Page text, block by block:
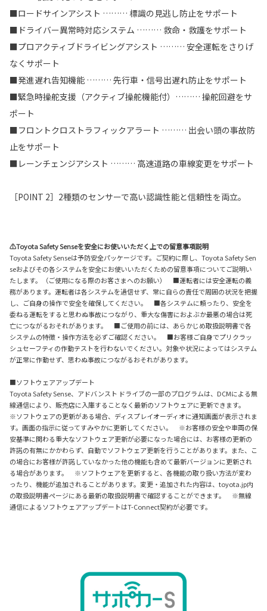
■ロードサインアシスト ……… 標識の見逃し防止をサポート
■ドライバー異常時対応システム ……… 救命・救護をサポート
■プロアクティブドライビングアシスト ……… 安全運転をさりげ
なくサポート
■発進遅れ告知機能 ……… 先行車・信号出遅れ防止をサポート
■緊急時操舵支援（アクティブ操舵機能付）……… 操舵回避をサ
ポート
■フロントクロストラフィックアラート ……… 出会い頭の事故防
止をサポート
■レーンチェンジアシスト ……… 高速道路の車線変更をサポート
［POINT 2］2種類のセンサーで高い認識性能と信頼性を両立。
⚠Toyota Safety Senseを安全にお使いいただく上での留意事項説明
Toyota Safety Senseは予防安全パッケージです。ご契約に際し、Toyota Safety Sen
seおよびその各システムを安全にお使いいただくための留意事項についてご説明い
たします。（ご使用になる際のお客さまへのお願い） ■運転者には安全運転の義
務があります。運転者は各システムを過信せず、常に自らの責任で周囲の状況を把握
し、ご自身の操作で安全を確保してください。 ■各システムに頼ったり、安全を
委ねる運転をすると思わぬ事故につながり、重大な傷害におよぶか最悪の場合は死
亡につながるおそれがあります。 ■ご使用の前には、あらかじめ取扱説明書で各
システムの特徴・操作方法を必ずご確認ください。 ■お客様ご自身でプリクラッ
シュセーフティの作動テストを行わないでください。対象や状況によってはシステム
が正常に作動せず、思わぬ事故につながるおそれがあります。
■ソフトウェアアップデート
Toyota Safety Sense、アドバンスト ドライブの一部のプログラムは、DCMによる無
線通信により、販売店に入庫することなく最新のソフトウェアに更新できます。
※ソフトウェアの更新がある場合、ディスプレイオーディオに通知画面が表示されま
す。画面の指示に従ってすみやかに更新してください。 ※お客様の安全や車両の保
安基準に関わる重大なソフトウェア更新が必要になった場合には、お客様の更新の
許諾の有無にかかわらず、自動でソフトウェア更新を行うことがあります。また、こ
の場合にお客様が許諾していなかった他の機能も含めて最新バージョンに更新され
る場合があります。 ※ソフトウェアを更新すると、各機能の取り扱い方法が変わ
ったり、機能が追加されることがあります。変更・追加された内容は、toyota.jp内
の取扱説明書ページにある最新の取扱説明書で確認することができます。 ※無線
通信によるソフトウェアアップデートはT-Connect契約が必要です。